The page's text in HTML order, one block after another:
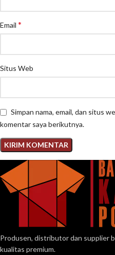
Email *
Situs Web
Simpan nama, email, dan situs
komentar saya berikutnya.
Produsen, distributor dan supplier
kualitas premium.